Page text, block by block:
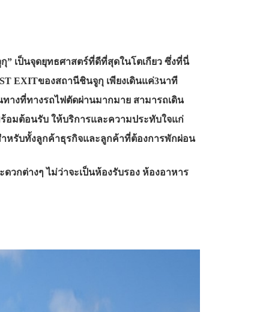
” เป็นจุดยุทธศาสตร์ที่ดีที่สุดในโตเกียว ซึ่งที่นี่
EXITของสถานีชินจูกุ เพียงเดินแค่3นาที
ทางที่ทางรถไฟตัดผ่านมากมาย สามารถเดิน
อมต้อนรับ ให้บริการและความประทับใจแก่
หรับทั้งลูกค้าธุรกิจและลูกค้าที่ต้องการพักผ่อน
วกต่างๆ ไม่ว่าจะเป็นห้องรับรอง ห้องอาหาร